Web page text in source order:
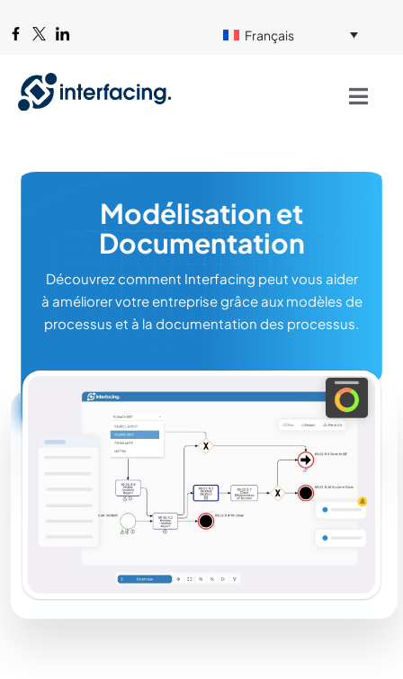
Français
Modélisation et
Documentation
Découvrez comment Interfacing peut vous aider
à améliorer votre entreprise grâce aux modèles de
processus et à la documentation des processus.